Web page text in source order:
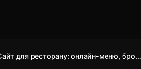
Сайт для ресторану: онлайн-меню, бронювання та доставка у 2025 році